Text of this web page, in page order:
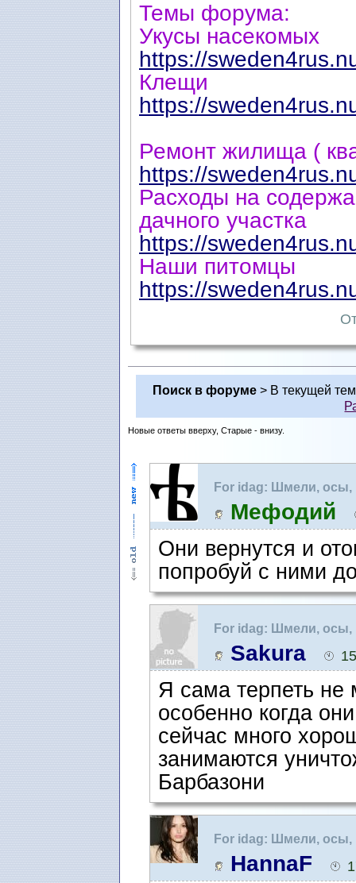
Темы форума:
Укусы насекомых
https://
Клещи
https://
Ремонт жилища (
https://
Расходы на
дачного участка
https://
Наши питомцы
https://
Поиск в форуме > В текущей
Новые ответы вверху, Старые - внизу.
For idag: Шмели, осы,
Мефодий
Они вернутся и
попробуй с ними
For idag: Шмели, осы,
Sakura
Я сама терпеть не
особенно когда
сейчас много
занимаются
Барбазони
For idag: Шмели, осы,
HannaF